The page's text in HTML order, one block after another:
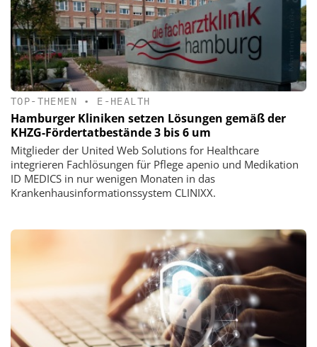
TOP-THEMEN • E-HEALTH
Hamburger Kliniken setzen Lösungen gemäß der
KHZG-Fördertatbestände 3 bis 6 um
Mitglieder der United Web Solutions for Healthcare
integrieren Fachlösungen für Pflege apenio und Medikation
ID MEDICS in nur wenigen Monaten in das
Krankenhausinformationssystem CLINIXX.